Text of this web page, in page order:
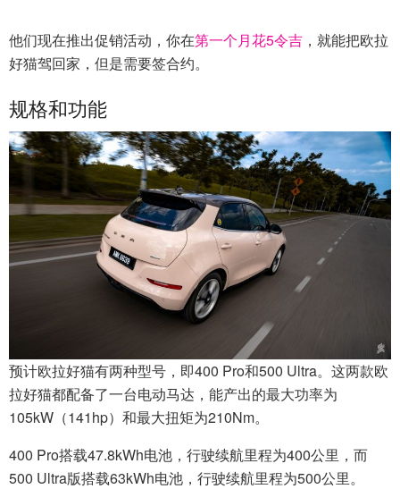
他们现在推出促销活动，你在第一个月花5令吉 ，就能把欧拉
好猫驾回家，但是需要签合约。
规格和功能
预计欧拉好猫有两种型号，即400 Pro和500 Ultra。这两款欧
拉好猫都配备了一台电动马达，能产出的最大功率为
105kW（141hp）和最大扭矩为210Nm。
400 Pro搭载47.8kWh电池，行驶续航里程为400公里，而
500 Ultra版搭载63kWh电池，行驶续航里程为500公里。